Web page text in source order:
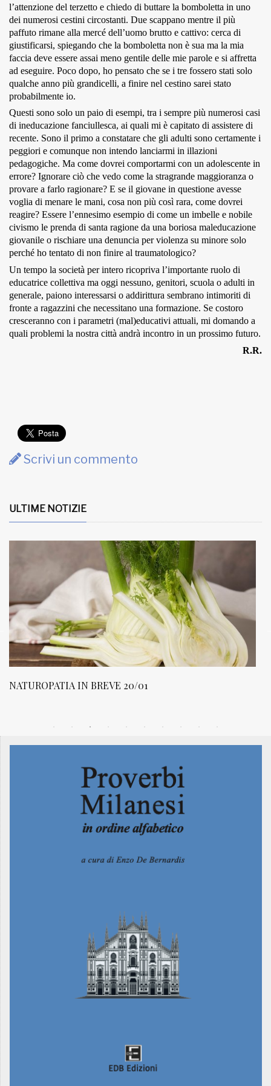
l’attenzione del terzetto e chiedo di buttare la bomboletta in uno
dei numerosi cestini circostanti. Due scappano mentre il più
paffuto rimane alla mercé dell’uomo brutto e cattivo: cerca di
giustificarsi, spiegando che la bomboletta non è sua ma la mia
faccia deve essere assai meno gentile delle mie parole e si affretta
ad eseguire. Poco dopo, ho pensato che se i tre fossero stati solo
qualche anno più grandicelli, a finire nel cestino sarei stato
probabilmente io.
Questi sono solo un paio di esempi, tra i sempre più numerosi casi
di ineducazione fanciullesca, ai quali mi è capitato di assistere di
recente. Sono il primo a constatare che gli adulti sono certamente i
peggiori e comunque non intendo lanciarmi in illazioni
pedagogiche. Ma come dovrei comportarmi con un adolescente in
errore? Ignorare ciò che vedo come la stragrande maggioranza o
provare a farlo ragionare? E se il giovane in questione avesse
voglia di menare le mani, cosa non più così rara, come dovrei
reagire? Essere l’ennesimo esempio di come un imbelle e nobile
civismo le prenda di santa ragione da una boriosa maleducazione
giovanile o rischiare una denuncia per violenza su minore solo
perché ho tentato di non finire al traumatologico?
Un tempo la società per intero ricopriva l’importante ruolo di
educatrice collettiva ma oggi nessuno, genitori, scuola o adulti in
generale, paiono interessarsi o addirittura sembrano intimoriti di
fronte a ragazzini che necessitano una formazione. Se costoro
cresceranno con i parametri (mal)educativi attuali, mi domando a
quali problemi la nostra città andrà incontro in un prossimo futuro.
R.R.
Scrivi un commento
ULTIME NOTIZIE
NATUROPATIA IN BREVE 20/01